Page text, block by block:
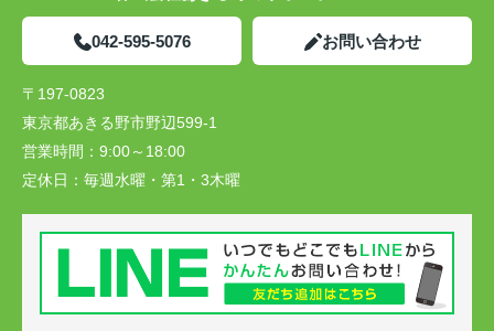
042-595-5076 お問い合わせ
〒197-0823
東京都あきる野市野辺599-1
営業時間： 9:00～18:00
定休日： 毎週水曜・第1・3木曜